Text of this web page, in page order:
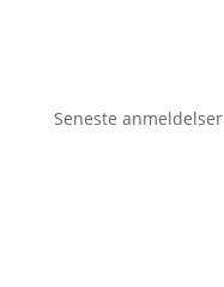
Seneste anmeldelser